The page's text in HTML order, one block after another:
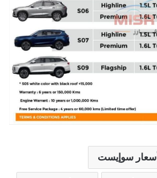
أسعار سوإيست